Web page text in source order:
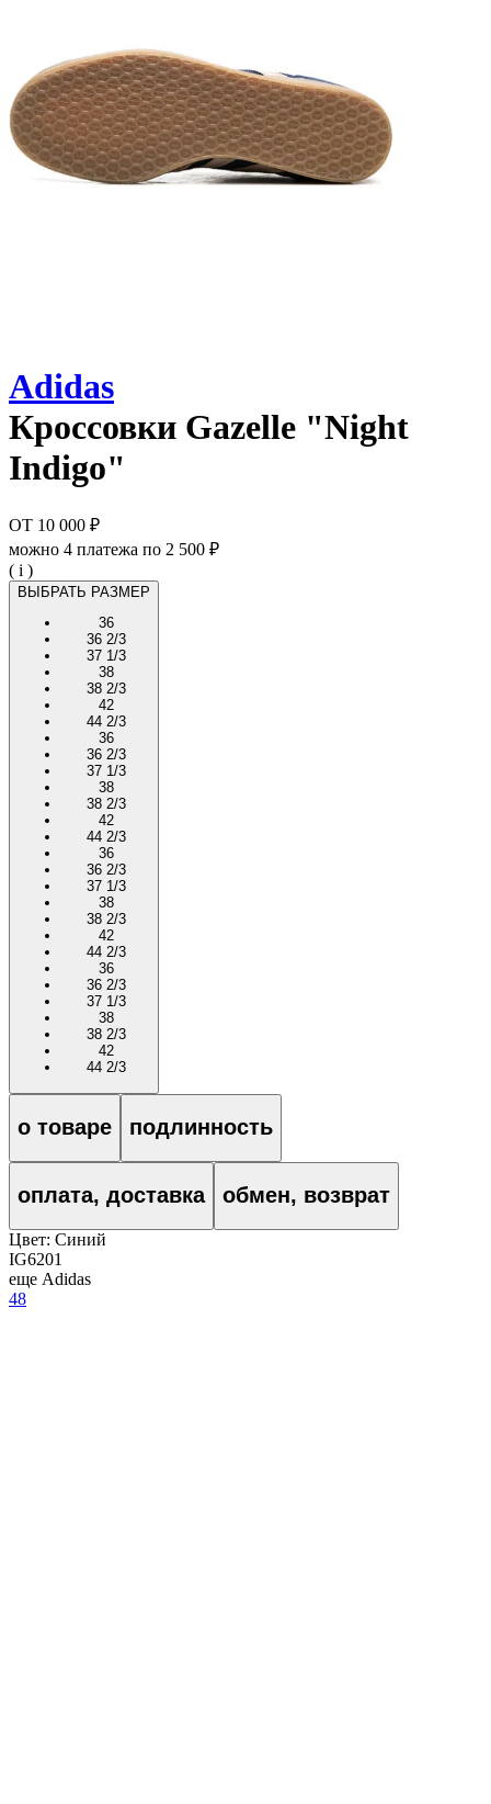
Adidas
Кроссовки Gazelle "Night
Indigo"
ОТ 10 000 ₽
можно 4 платежа по 2 500 ₽
( i )
ВЫБРАТЬ РАЗМЕР
36
36 2/3
37 1/3
38
38 2/3
42
44 2/3
36
36 2/3
37 1/3
38
38 2/3
42
44 2/3
36
36 2/3
37 1/3
38
38 2/3
42
44 2/3
36
36 2/3
37 1/3
38
38 2/3
42
44 2/3
о товаре подлинность
оплата, доставка обмен, возврат
Цвет: Синий
IG6201
еще Adidas
48